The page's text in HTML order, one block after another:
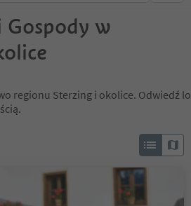
Gospody w
regionu Sterzing i okolice. Odwiedź
Jausenstation Braunhof